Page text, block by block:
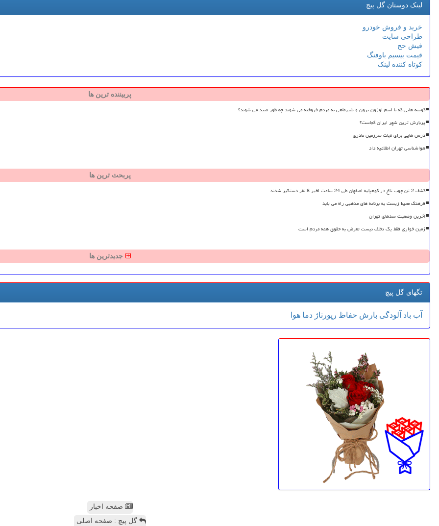
لینک دوستان گل پیچ
خرید و فروش خودرو
طراحی سایت
فیش حج
قیمت بیسیم باوفنگ
کوتاه کننده لینک
پربیننده ترین ها
کوسه هایی که با اسم اوزون برون و شیرماهی به مردم فروخته می شوند چه طور صید می شوند؟
پربارش ترین شهر ایران کجاست؟
درس هایی برای نجات سرزمین مادری
هواشناسی تهران اطلاعیه داد
پربحث ترین ها
کشف 2 تن چوب تاغ در کوهپایه اصفهان طی 24 ساعت اخیر 8 نفر دستگیر شدند
فرهنگ محیط زیست به برنامه های مذهبی راه می یابد
آخرین وضعیت سدهای تهران
زمین خواری فقط یک تخلف نیست تعرض به حقوق همه مردم است
جدیدترین ها
تگهای گل پیچ
آب باد آلودگی بارش حفاظ رپورتاژ دما هوا
صفحه اخبار
گل پیچ : صفحه اصلی